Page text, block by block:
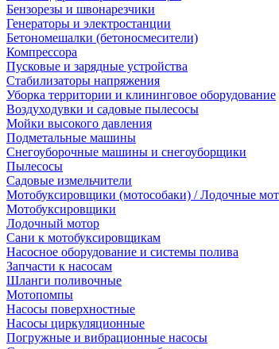
Бензорезы и швонарезчики
Генераторы и электростанции
Бетономешалки (бетоносмесители)
Компрессора
Пусковые и зарядные устройства
Стабилизаторы напряжения
Уборка территории и клининговое оборудование
Воздуходувки и садовые пылесосы
Мойки высокого давления
Подметальные машины
Снегоуборочные машины и снегоуборщики
Пылесосы
Садовые измельчители
Мотобуксировщики (мотособаки) / Лодочные
Мотобуксировщики
Лодочный мотор
Сани к мотобуксировщикам
Насосное оборудование и системы полива
Запчасти к насосам
Шланги поливочные
Мотопомпы
Насосы поверхностные
Насосы циркуляционные
Погружные и вибрационные насосы